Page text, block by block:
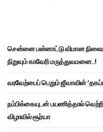
சென்னை பன்னாட்டு விமான
நிறுவும் காவேரி மருத்துவமனை..!
வரவேற்பைப் பெறும் ஜீவாவின்
நம்பிக்கையுடன் பயணித்தால்
விழாவில் சூர்யா